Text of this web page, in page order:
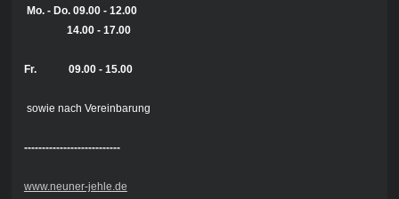
Mo. - Do. 09.00 - 12.00
14.00 - 17.00
Fr. 09.00 - 15.00
sowie nach Vereinbarung
---------------------------
www.neuner-jehle.de